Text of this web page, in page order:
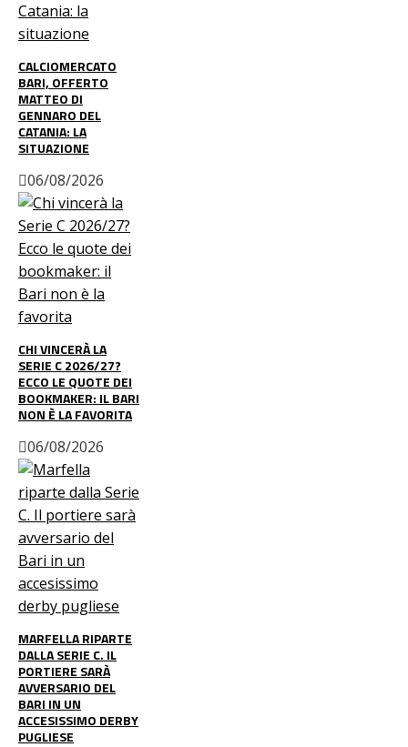
CALCIOMERCATO
BARI, OFFERTO
MATTEO DI
GENNARO DEL
CATANIA: LA
SITUAZIONE
06/08/2026
CHI VINCERÀ LA
SERIE C 2026/27?
ECCO LE QUOTE DEI
BOOKMAKER: IL BARI
NON È LA FAVORITA
06/08/2026
MARFELLA RIPARTE
DALLA SERIE C. IL
PORTIERE SARÀ
AVVERSARIO DEL
BARI IN UN
ACCESISSIMO DERBY
PUGLIESE